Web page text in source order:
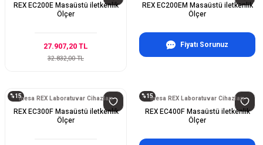
REX EC200E Masaüstü iletkenlik
Ölçer
27.907,20 TL
32.832,00 TL
REX EC200EM Masaüstü iletkenlik
Ölçer
Fiyatı Sorunuz
%15inesa REX Laboratuvar Cihazları
REX EC300F Masaüstü iletkenlik
Ölçer
%15inesa REX Laboratuvar Cihazları
REX EC400F Masaüstü iletkenlik
Ölçer